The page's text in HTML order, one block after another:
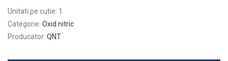
Unitati pe cutie: 1
Categorie: Oxid nitric
Producator: QNT